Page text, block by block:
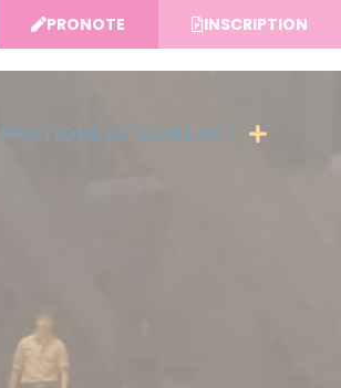
PRONOTE INSCRIPTION
PRATIQUE ET CONTACT